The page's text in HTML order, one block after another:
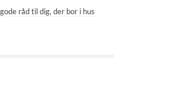
råd til dig, der bor i hus